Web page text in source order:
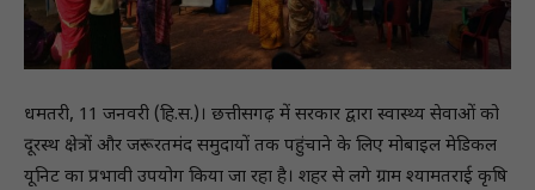
धमतरी, 11 जनवरी (हि.स.)। छत्तीसगढ़ में सरकार द्वारा स्वास्थ्य सेवाओं को
दूरस्थ क्षेत्रों और जरूरतमंद समुदायों तक पहुंचाने के लिए मोबाइल मेडिकल
यूनिट का प्रभावी उपयोग किया जा रहा है। शहर से लगे ग्राम श्यामतराई कृषि